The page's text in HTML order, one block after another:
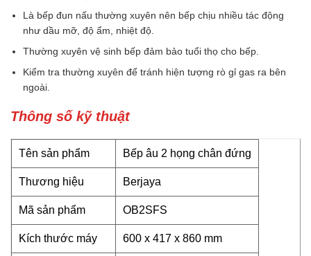
Là bếp đun nấu thường xuyên nên bếp chịu nhiều tác động
như dầu mỡ, độ ẩm, nhiệt độ.
Thường xuyên vệ sinh bếp đảm bảo tuổi thọ cho bếp.
Kiểm tra thường xuyên để tránh hiện tượng rò gỉ gas ra bên
ngoài.
Thông số kỹ thuật
Tên sản phẩm Bếp âu 2 họng chân đứng
Thương hiệu Berjaya
Mã sản phẩm OB2SFS
Kích thước máy 600 x 417 x 860 mm